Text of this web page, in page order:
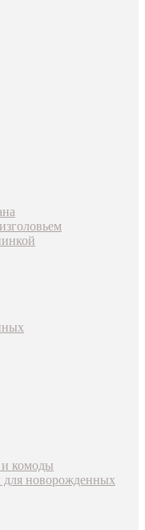
комоды
для новорожденных